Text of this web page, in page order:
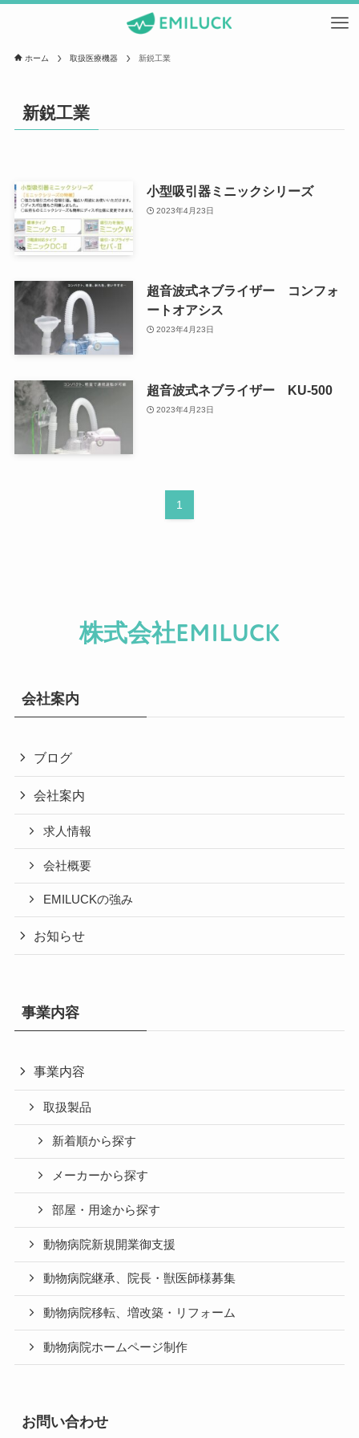
ホーム 取扱医療機器 新鋭工業
新鋭工業
小型吸引器ミニックシリーズ
2023年4月23日
超音波式ネブライザー コンフォ
ートオアシス
2023年4月23日
超音波式ネブライザー KU-500
2023年4月23日
1
株式会社EMILUCK
会社案内
ブログ
会社案内
求人情報
会社概要
EMILUCKの強み
お知らせ
事業内容
事業内容
取扱製品
新着順から探す
メーカーから探す
部屋・用途から探す
動物病院新規開業御支援
動物病院継承、院長・獣医師様募集
動物病院移転、増改築・リフォーム
動物病院ホームページ制作
お問い合わせ